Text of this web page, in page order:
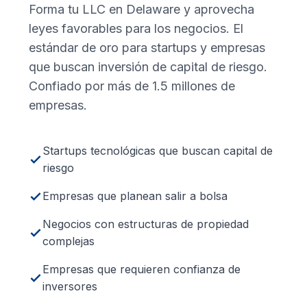
Forma tu LLC en Delaware y aprovecha
leyes favorables para los negocios. El
estándar de oro para startups y empresas
que buscan inversión de capital de riesgo.
Confiado por más de 1.5 millones de
empresas.
Startups tecnológicas que buscan capital de
riesgo
Empresas que planean salir a bolsa
Negocios con estructuras de propiedad
complejas
Empresas que requieren confianza de
inversores